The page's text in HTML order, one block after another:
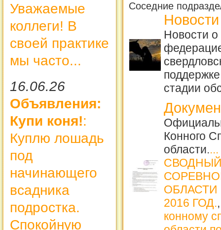
Уважаемые
коллеги! В
своей практике
мы часто...
16.06.26
Объявления:
Купи коня!:
Куплю лошадь
под
начинающего
всадника
подростка.
Спокойную
Соседние
Новости
Новости
стадии
Конного
области....
2016 ГОД.
конному